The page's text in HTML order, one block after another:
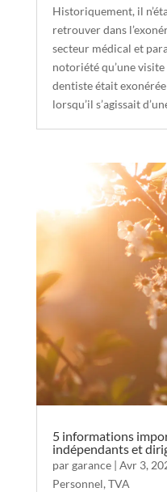
Historiquement, il
retrouver dans
secteur médical et
notoriété qu’une
dentiste était
lorsqu’il s’agissait
5 informations
indépendants et
pargarance| Avr 3,
Personnel, TVA